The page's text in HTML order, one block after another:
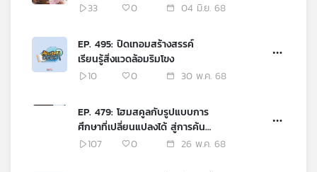
33
0 04 มิ.ย. 68
EP. 495: ปิดเทอมสร้างสรรค์
เรียนรู้สิ่งแวดล้อมริมโขง
10
0 30 พ.ค. 68
EP. 479: โฮมสคูลกับรูปแบบการ
ศึกษาที่เปลี่ยนแปลงได้ สู่การค้น
พบตัวตน
107 0 26 พ.ค. 68